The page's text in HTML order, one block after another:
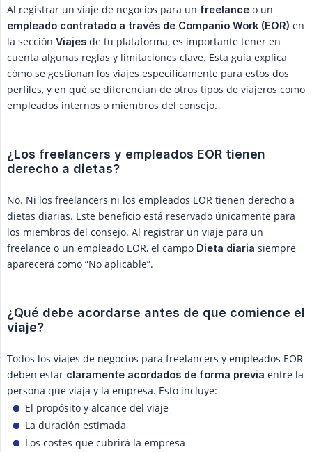
Al registrar un viaje de negocios para un freelance o un
empleado contratado a través de Companio Work (EOR) en
la sección Viajes de tu plataforma, es importante tener en
cuenta algunas reglas y limitaciones clave. Esta guía explica
cómo se gestionan los viajes específicamente para estos dos
perfiles, y en qué se diferencian de otros tipos de viajeros como
empleados internos o miembros del consejo.
¿Los freelancers y empleados EOR tienen
derecho a dietas?
No. Ni los freelancers ni los empleados EOR tienen derecho a
dietas diarias. Este beneficio está reservado únicamente para
los miembros del consejo. Al registrar un viaje para un
freelance o un empleado EOR, el campo Dieta diaria siempre
aparecerá como “No aplicable”.
¿Qué debe acordarse antes de que comience el
viaje?
Todos los viajes de negocios para freelancers y empleados EOR
deben estar claramente acordados de forma previa entre la
persona que viaja y la empresa. Esto incluye:
El propósito y alcance del viaje
La duración estimada
Los costes que cubrirá la empresa